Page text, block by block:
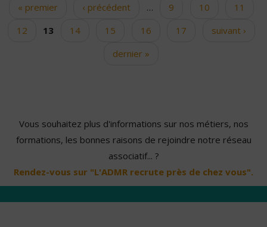
Pages
« premier ‹ précédent … 9 10
11
12
13 14 15 16 17
suivant ›
dernier »
Vous souhaitez plus d'informations sur nos métiers, nos
formations, les bonnes raisons de rejoindre notre réseau
associatif... ?
Rendez-vous sur "L'ADMR recrute près de chez vous".